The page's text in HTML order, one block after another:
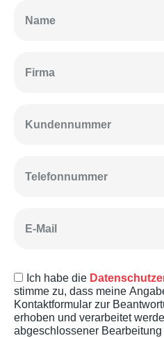
Ich habe die
stimme zu, dass meine
Kontaktformular zur
erhoben und verarbeitet
abgeschlossener